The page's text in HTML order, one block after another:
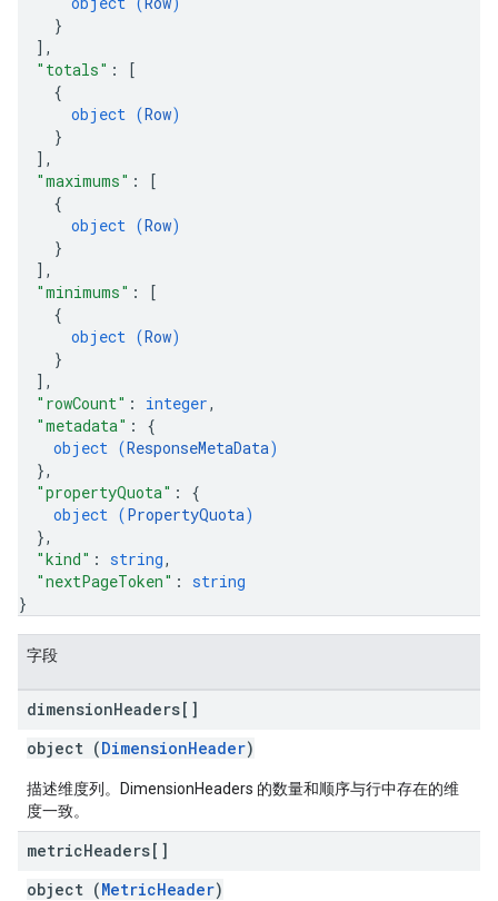
}
] ,
"totals" :
[
{
object (Row)
}
] ,
"maximums" :
[
{
object (Row)
}
] ,
"minimums" :
[
{
object (Row)
}
] ,
"rowCount" : integer,
"metadata" : {
object (ResponseMetaData)
},
"propertyQuota" : {
object (PropertyQuota)
},
"kind" : string,
"nextPageToken" : string
}
字段
dimensionHeaders[]
object (DimensionHeader)
描述维度列。DimensionHeaders 的数量和顺序与行中存在的维
度一致。
metricHeaders[]
object (MetricHeader)